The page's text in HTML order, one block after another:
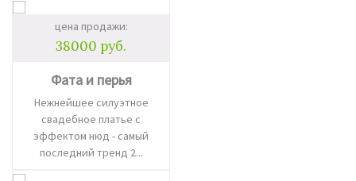
цена продажи:
38000 руб.
Фата и перья
Нежнейшее силуэтное
свадебное платье с
эффектом нюд - самый
последний тренд 2...